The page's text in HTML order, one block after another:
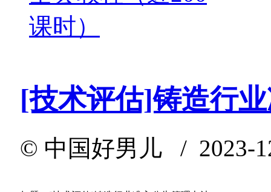
课时）
[技术评估]铸造行
© 中国好男儿 / 2023-